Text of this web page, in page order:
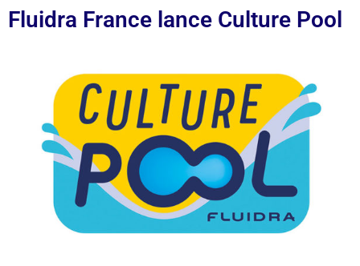
Fluidra France lance Culture Pool